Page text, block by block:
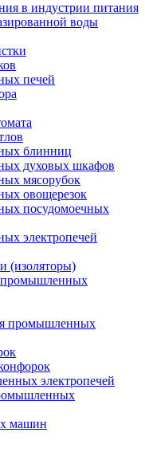
в индустрии питания
воды
печей
блинниц
духовых шкафов
мясорубок
овощерезок
посудомоечных
электропечей
(изоляторы)
промышленных
промышленных
электропечей
машин